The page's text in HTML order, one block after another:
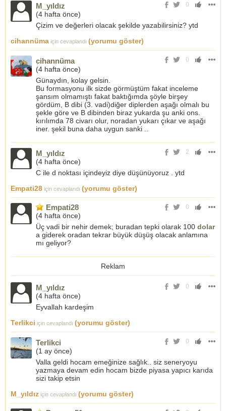
0
M_yıldız
(4 hafta önce)
Çizim ve değerleri olacak şekilde yazabilirsiniz? ytd
cihannüma için cevaplandı (yorumu göster)
0
cihannüma
(4 hafta önce)
Günaydın, kolay gelsin.
Bu formasyonu ilk sizde görmüştüm fakat inceleme
şansım olmamıştı fakat baktığımda şöyle birşey
gördüm, B dibi (3. vadi)diğer diplerden aşağı olmalı bu
şekle göre ve B dibinden biraz yukarda şu anki ons.
kırılımda 78 civarı olur, noradan yukarı çıkar ve aşağı
iner. şekil buna daha uygun sanki ..
2
M_yıldız
(4 hafta önce)
C ile d noktası içindeyiz diye düşünüyoruz . ytd
Empati28 için cevaplandı (yorumu göster)
0
Empati28
(4 hafta önce)
Üç vadi bir nehir demek; buradan tepki olarak 100 dolar
a giderek oradan tekrar büyük düşüş olacak anlamına
mı geliyor?
Reklam
0
M_yıldız
(4 hafta önce)
Eyvallah kardeşim
Terlikci için cevaplandı (yorumu göster)
0
Terlikci
(1 ay önce)
Valla geldi hocam emeğinize sağlık.. siz seneryoyu
yazmaya devam edin hocam bizde piyasa yapıcı karıda
sizi takip etsin
M_yıldız için cevaplandı (yorumu göster)